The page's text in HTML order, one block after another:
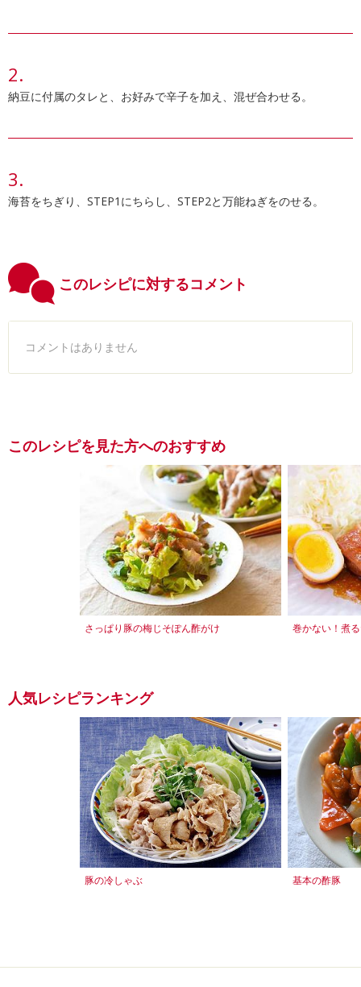
納豆に付属のタレと、お好みで辛子を加え、混ぜ合わせる。
海苔をちぎり、STEP1にちらし、STEP2と万能ねぎをのせる。
このレシピに対するコメント
コメントはありません
このレシピを見た方へのおすすめ
さっぱり豚の梅じそぽん酢がけ 巻かない！煮
人気レシピランキング
豚の冷しゃぶ 基本の酢豚